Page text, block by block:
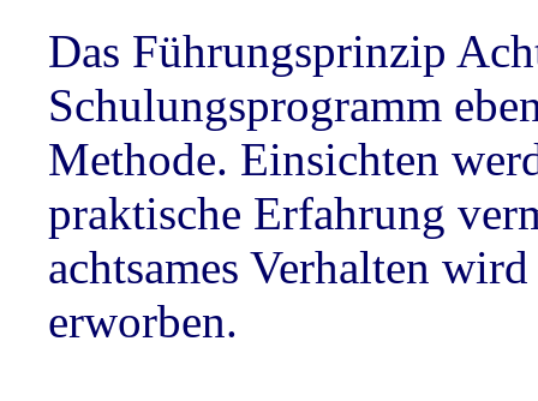
Das Führungsprinzip
Schulungsprogramm
Methode. Einsichten
praktische Erfahrung
achtsames Verhalten
erworben.